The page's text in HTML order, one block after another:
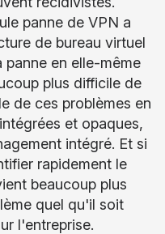
panne de VPN a
de bureau virtuel
en elle-même
plus difficile de
de ces problèmes en
et opaques,
intégré. Et si
rapidement le
beaucoup plus
quel qu'il soit
l'entreprise.